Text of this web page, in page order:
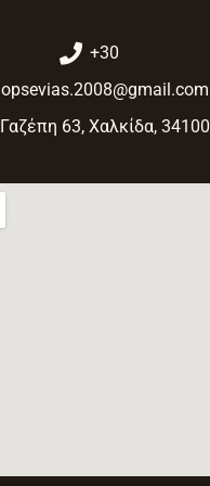
+30
opsevias.2008@gmail.com
Γαζέπη 63, Χαλκίδα, 34100